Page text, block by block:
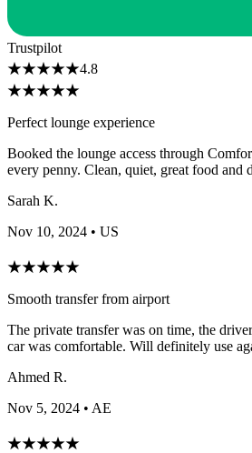
Trustpilot
★★★★★4.8
★★★★★
Perfect lounge experience
Booked the lounge access through
every penny. Clean, quiet, great food and
Sarah K.
Nov 10, 2024 • US
★★★★★
Smooth transfer from airport
The private transfer was on time, the
car was comfortable. Will definitely use
Ahmed R.
Nov 5, 2024 • AE
★★★★★